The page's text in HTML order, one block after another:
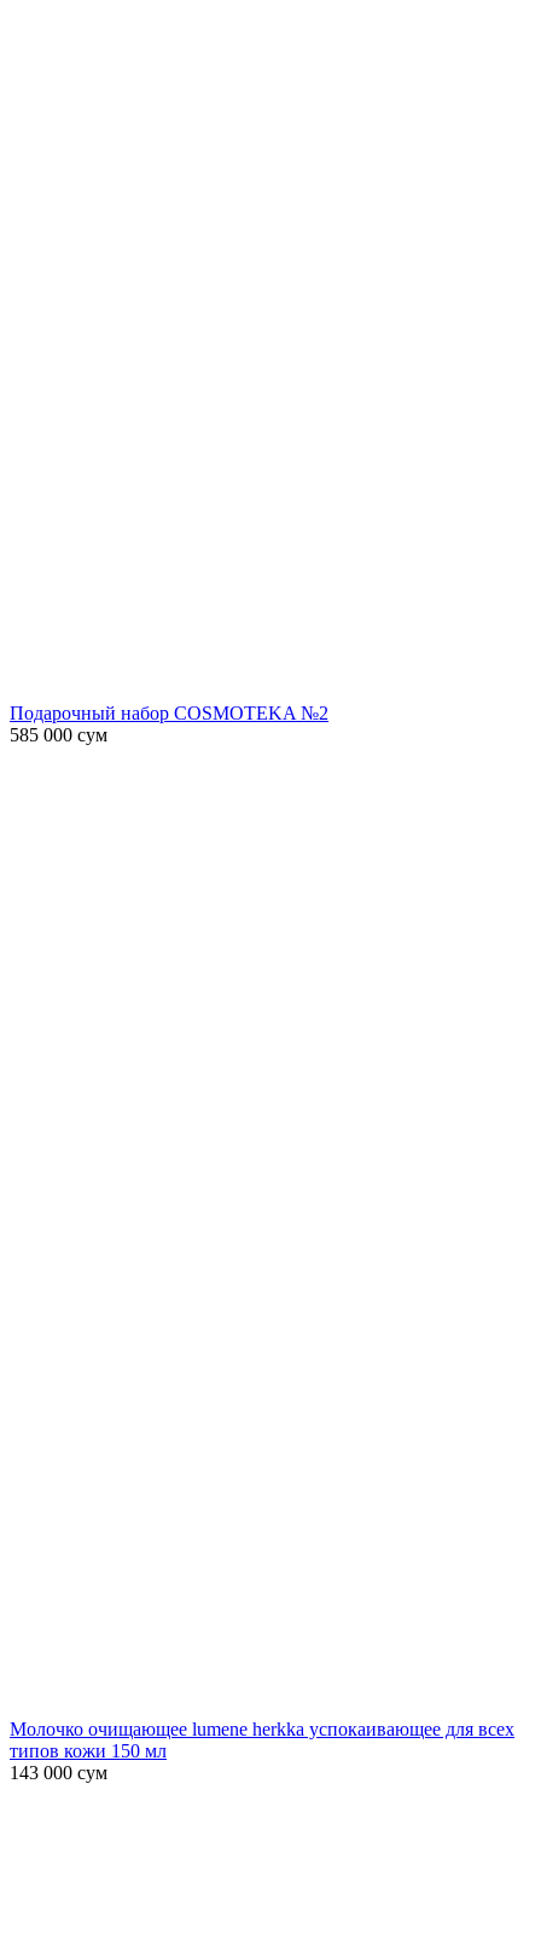
Подарочный набор COSMOTEKA №2
585 000 сум
Молочко очищающее lumene herkka успокаивающее для всех
типов кожи 150 мл
143 000 сум